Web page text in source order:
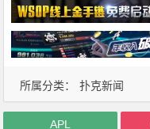
所属分类： 扑克新闻
APL